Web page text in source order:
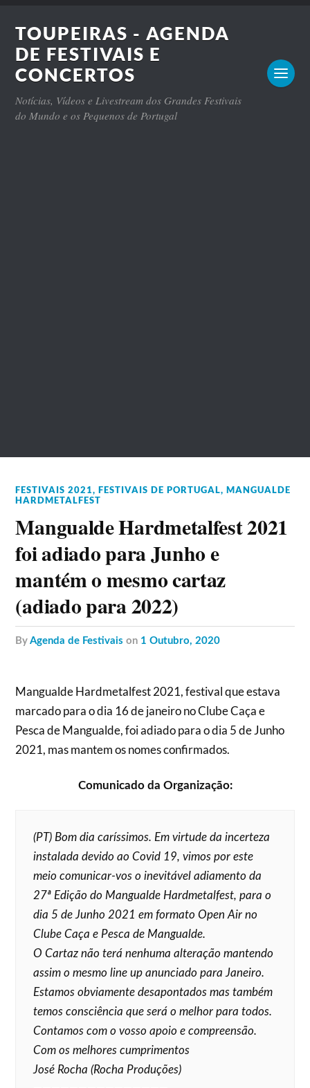
TOUPEIRAS - AGENDA
DE FESTIVAIS E
CONCERTOS
Notícias, Vídeos e Livestream dos Grandes Festivais
do Mundo e os Pequenos de Portugal
FESTIVAIS 2021,FESTIVAIS DE PORTUGAL,MANGUALDE
HARDMETALFEST
Mangualde Hardmetalfest 2021
foi adiado para Junho e
mantém o mesmo cartaz
(adiado para 2022)
byAgenda de Festivais on 1 Outubro, 2020
Mangualde Hardmetalfest 2021, festival que estava
marcado para o dia 16 de janeiro no Clube Caça e
Pesca de Mangualde, foi adiado para o dia 5 de Junho
2021, mas mantem os nomes confirmados.
Comunicado da Organização:
(PT) Bom dia caríssimos. Em virtude da incerteza
instalada devido ao Covid 19, vimos por este
meio comunicar-vos o inevitável adiamento da
27ª Edição do Mangualde Hardmetalfest, para o
dia 5 de Junho 2021 em formato Open Air no
Clube Caça e Pesca de Mangualde.
O Cartaz não terá nenhuma alteração mantendo
assim o mesmo line up anunciado para Janeiro.
Estamos obviamente desapontados mas também
temos consciência que será o melhor para todos.
Contamos com o vosso apoio e compreensão.
Com os melhores cumprimentos
José Rocha (Rocha Produções)